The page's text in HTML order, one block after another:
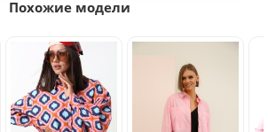
Похожие модели